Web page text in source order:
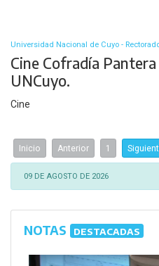
Universidad Nacional de Cuyo -
Cine Cofradía
UNCuyo.
Cine
Inicio Anterior 1
09 DE AGOSTO DE 2026
NOTAS DESTACADAS